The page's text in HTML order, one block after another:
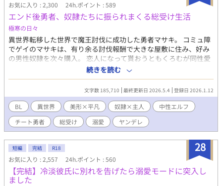
お気に入り : 2,300 24h.ポイント : 589
エンド後勇者、奴隷たちに振られまくる総受け生活
極寒の日々
異世界転移した世界で魔王討伐に成功した勇者マサキ。 コミュ障
でゲイのマサキは、有り余る討伐報酬で大きな屋敷に住み、好み
の男性奴隷を次々購入。 恋人になって貰おうともくろむが同性愛
が受け入れられていない世界でことごとく振られ続け、仕方がな
いので買い取った奴隷たちは解放して自立の面倒を見ている。 そ
んなある時、美しいエルフの少女奴隷を成り行きで買うことに。
自分に懐くエルフに父性が芽生えるが、どうやらその奴隷は少女
ではなかったようで…。 エルフに愛情を向けるマサキに、振った
はずの元奴隷たちの様子が徐々に変化していく。 最強なのにうだ
つが上がらないマサキの総受けライフ。
続きを読む
文字数 185,710 最終更新日 2026.5.4 登録日 2026.1.12
BL 異世界 美形×平凡 奴隷×主人
中性エルフ
チート勇者
総受け 溺愛 ヤンデレ
28
短編 完結 R18
お気に入り : 2,557 24h.ポイント : 560
【完結】冷淡彼氏に別れを告げたら溺愛モードに突入し
ました